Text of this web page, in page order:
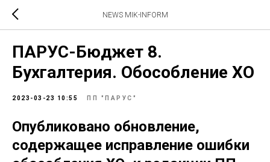
NEWS MIK-INFORM
ПАРУС-Бюджет 8.
Бухгалтерия. Обособление ХО
2023-03-23 10:55 ПП "ПАРУС"
Опубликовано обновление,
содержащее исправление ошибки